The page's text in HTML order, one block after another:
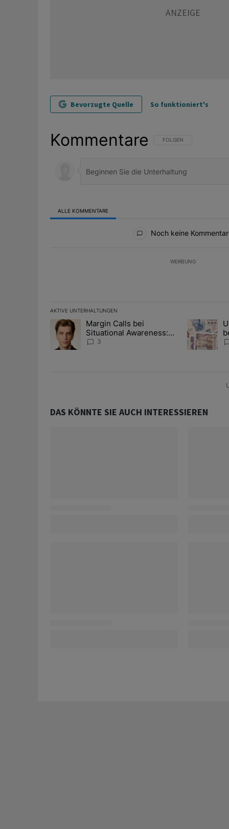
Bevorzugte Quelle So funktioniert's
Kommentare FOLGE DIESER
FOLGEN
ALLE KOMMENTARE
Noch keine
WERBUNG
AKTIVE UNTERHALTUNGEN
Das Folgende ist eine Liste der am meisten
Ein Trendartikel mit dem Titel "Margin Calls bei
Margin Calls bei
Situational Awareness:
Alles über den Retter-
3
Ein
DAS KÖNNTE SIE AUCH INTERESSIEREN